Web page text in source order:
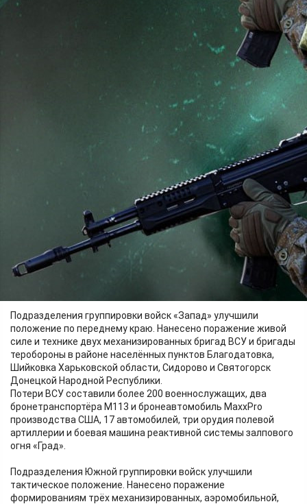
Подразделения группировки войск «Север» улучшили
тактическое положение. Нанесено поражение живой силе и
технике трёх механизированных, аэромобильной бригад ВСУ
и трёх бригад теробороны в районе населённых пунктов
Хотень, Малая Рыбица, Ворожба, Бачевск, Коренек,
Иволжанское и Краснополье Сумской области.
В Харьковской области нанесено поражение формированиям
четырёх механизированных, мотопехотной бригад ВСУ и
бригады нацгвардии в районе населённых пунктов Избицкое,
Липцы, Хатнее и Рубежное.
Противник потерял до 185 военнослужащих, 19 автомобилей,
105-мм гаубицу М101 производства США и станцию
Подразделения группировки войск «Запад» улучшили
положение по переднему краю. Нанесено поражение живой
силе и технике двух механизированных бригад ВСУ и бригады
теробороны в районе населённых пунктов Благодатовка,
Шийковка Харьковской области, Сидорово и Святогорск
Донецкой Народной Республики.
Потери ВСУ составили более 200 военнослужащих, два
бронетранспортёра М113 и бронеавтомобиль MaxxPro
производства США, 17 автомобилей, три орудия полевой
артиллерии и боевая машина реактивной системы залпового
огня «Град».
Подразделения Южной группировки войск улучшили
тактическое положение. Нанесено поражение
формированиям трёх механизированных, аэромобильной,